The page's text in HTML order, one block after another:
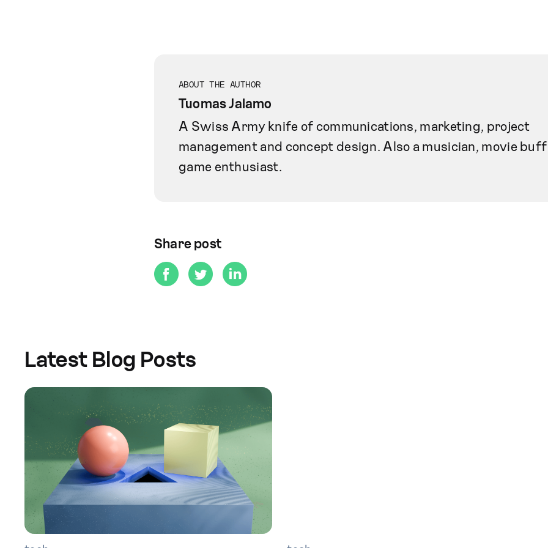
A Swiss Army knife of communications, marketing, project
management and concept design. Also a musician, movie
game enthusiast.
ABOUT THE AUTHOR
Tuomas Jalamo
Share post
Latest Blog Posts